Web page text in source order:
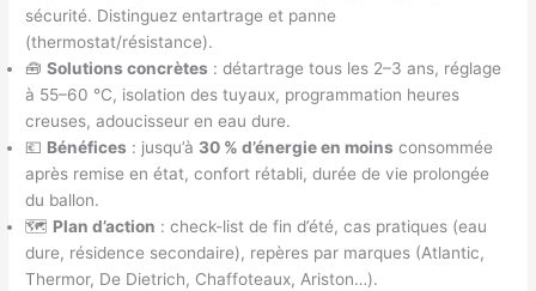
sécurité. Distinguez entartrage et panne
(thermostat/résistance).
🧰Solutions concrètes : détartrage tous les 2–3 ans, réglage
à 55–60 °C, isolation des tuyaux, programmation heures
creuses, adoucisseur en eau dure.
💶 Bénéfices : jusqu’à 30 % d’énergie en moins consommée
après remise en état, confort rétabli, durée de vie prolongée
du ballon.
🗺️ Plan d’action : check-list de fin d’été, cas pratiques (eau
dure, résidence secondaire), repères par marques (Atlantic,
Thermor, De Dietrich, Chaffoteaux, Ariston…).